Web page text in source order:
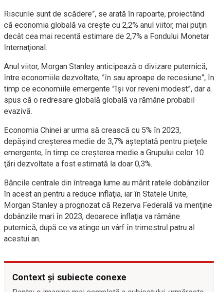
Riscurile sunt de scădere”, se arată în rapoarte, proiectând
că economia globală va creşte cu 2,2% anul viitor, mai puţin
decât cea mai recentă estimare de 2,7% a Fondului Monetar
Internaţional.
Anul viitor, Morgan Stanley anticipează o divizare puternică,
între economiile dezvoltate, ”în sau aproape de recesiune”, în
timp ce economiile emergente ”îşi vor reveni modest”, dar a
spus că o redresare globală globală va rămâne probabil
evazivă.
Economia Chinei ar urma să crească cu 5% în 2023,
depăşind creşterea medie de 3,7% aşteptată pentru pieţele
emergente, în timp ce creşterea medie a Grupului celor 10
ţări dezvoltate a fost estimată la doar 0,3%.
Băncile centrale din întreaga lume au mărit ratele dobânzilor
în acest an pentru a reduce inflaţia, iar în Statele Unite,
Morgan Stanley a prognozat că Rezerva Federală va menţine
dobânzile mari în 2023, deoarece inflaţia va rămâne
puternică, după ce va atinge un vârf în trimestrul patru al
acestui an.
Context și subiecte conexe